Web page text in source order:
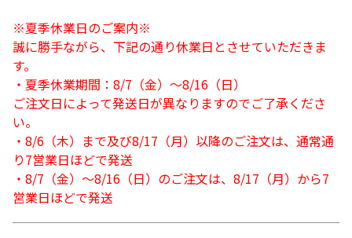
※夏季休業日のご案内※
誠に勝手ながら、下記の通り休業日とさせていただきま
す。
・夏季休業期間：8/7（金）～8/16（日）
ご注文日によって発送日が異なりますのでご了承くださ
い。
・8/6（木）まで及び8/17（月）以降のご注文は、通常通
り7営業日ほどで発送
・8/7（金）～8/16（日）のご注文は、8/17（月）から7
営業日ほどで発送